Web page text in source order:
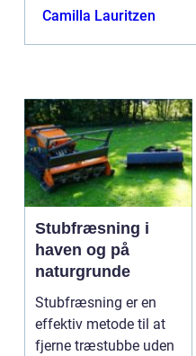
udvide dit ken...
Camilla Lauritzen
Stubfræsning i
haven og på
naturgrunde
Stubfræsning er en
effektiv metode til at
fjerne træstubbe uden